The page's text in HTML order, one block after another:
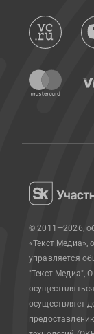
© 2011—2026,
«Текст Медиа»,
управляется
"Текст Медиа",
осуществляет